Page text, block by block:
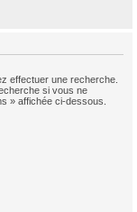
effectuer une recherche.
si vous ne
» affichée ci-dessous.